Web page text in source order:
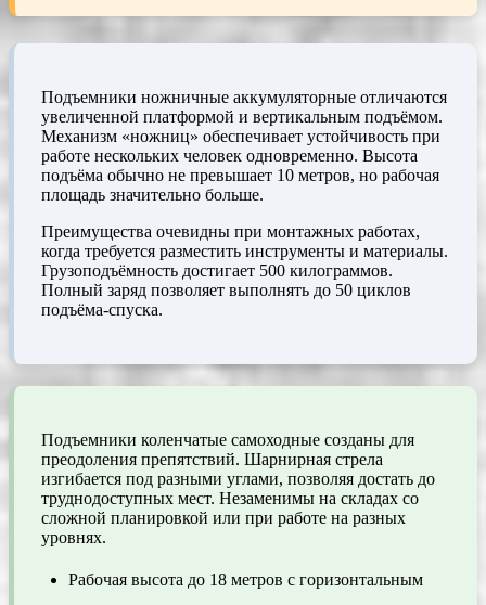
Подъемники ножничные аккумуляторные отличаются
увеличенной платформой и вертикальным подъёмом.
Механизм «ножниц» обеспечивает устойчивость при
работе нескольких человек одновременно. Высота
подъёма обычно не превышает 10 метров, но рабочая
площадь значительно больше.
Преимущества очевидны при монтажных работах,
когда требуется разместить инструменты и материалы.
Грузоподъёмность достигает 500 килограммов.
Полный заряд позволяет выполнять до 50 циклов
подъёма-спуска.
Подъемники коленчатые самоходные созданы для
преодоления препятствий. Шарнирная стрела
изгибается под разными углами, позволяя достать до
труднодоступных мест. Незаменимы на складах со
сложной планировкой или при работе на разных
уровнях.
Рабочая высота до 18 метров с горизонтальным